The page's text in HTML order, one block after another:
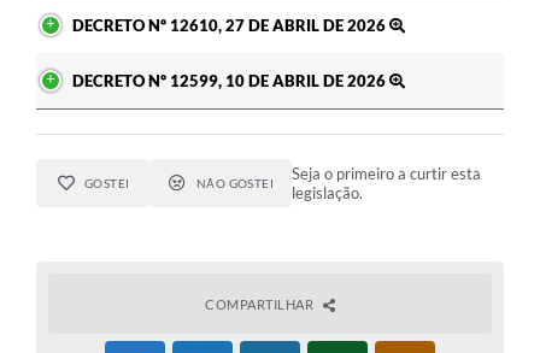
DECRETO Nº 12610, 27 DE ABRIL DE 2026
DECRETO Nº 12599, 10 DE ABRIL DE 2026
GOSTEI NÃO GOSTEI
Seja o primeiro a curtir esta
legislação.
COMPARTILHAR